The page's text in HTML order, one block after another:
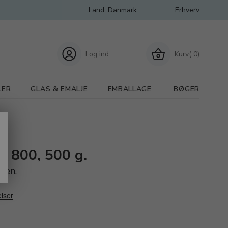
Land: Danmark Erhverv
Kurv( 0)
Log ind
GLAS & EMALJE EMBALLAGE BØGER
800, 500 g.